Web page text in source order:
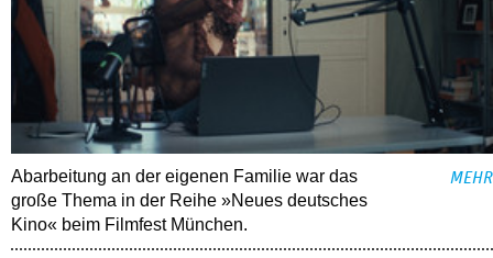
Abarbeitung an der eigenen Familie war das
große Thema in der Reihe »Neues deutsches
Kino« beim Filmfest München.
MEHR